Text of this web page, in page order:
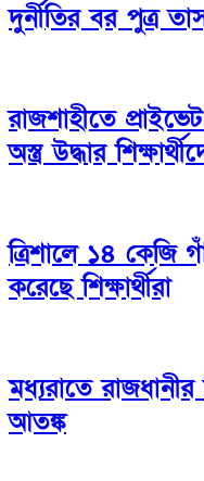
দুর্নীতির বর পুত্র
রাজশাহীতে
অস্ত্র উদ্ধার
ত্রিশালে ১৪
করেছে শিক্ষার্থীরা
মধ্যরাতে
আতঙ্ক